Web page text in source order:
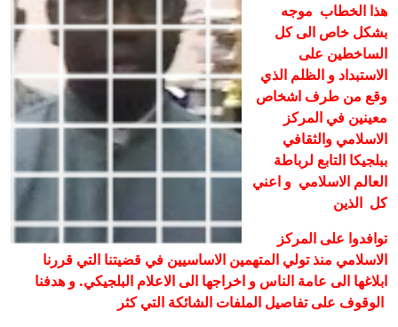
هذا الخطاب موجه
بشكل خاص الى كل
الساخطين على
الاستبداد و الظلم الذي
وقع من طرف اشخاص
معينين في المركز
الاسلامي والثقافي
ببلجيكا التابع لرباطة
العالم الاسلامي و اعني
كل الذين
توافدوا على المركز
الاسلامي منذ تولي المتهمين الاساسيين في قضيتنا التي قررنا
ابلاغها الى عامة الناس و اخراجها الى الاعلام البلجيكي. و هدفنا
الوقوف على تفاصيل الملفات الشائكة التي كثر